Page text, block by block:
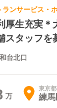
厚生充実
スタッフを
台北口
東京都
練